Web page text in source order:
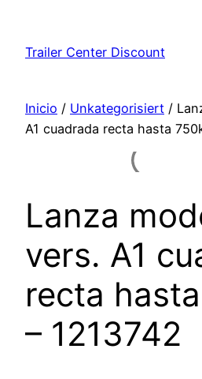
contenido
Trailer Center Discount
Inicio / Unkategorisiert /
A1 cuadrada recta hasta
Lanza
vers. A1
recta
– 1213742